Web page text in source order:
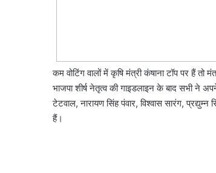
कम वोटिंग वालों में कृषि मंत्री कंषाना टॉप पर हैं
भाजपा शीर्ष नेतृत्व की गाइडलाइन के बाद सभी ने
टेटवाल, नारायण सिंह पंवार, विश्वास सारंग,
हैं।